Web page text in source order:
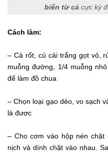
biến từ cá cực kỳ
Cách làm:
– Cà rốt, củ cải trắng gọt vỏ,
muỗng đường, 1/4 muỗng
để làm đồ chua
– Chọn loại gạo dẻo, vo sạch
là được
– Cho cơm vào hộp nén
nịch và dính chặt vào nhau.